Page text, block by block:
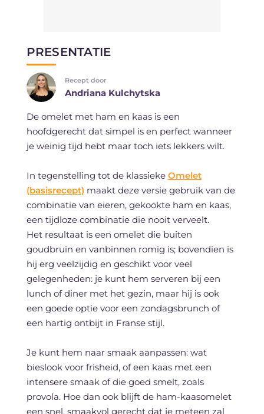
PRESENTATIE
Recept door
Andriana Kulchytska
De omelet met ham en kaas is een
hoofdgerecht dat simpel is en perfect wanneer
je weinig tijd hebt maar toch iets lekkers wilt.
In tegenstelling tot de klassieke Omelet
(basisrecept) maakt deze versie gebruik van de
combinatie van eieren, gekookte ham en kaas,
een tijdloze combinatie die nooit verveelt.
Het resultaat is een omelet die buiten
goudbruin en vanbinnen romig is; bovendien is
hij erg veelzijdig en geschikt voor veel
gelegenheden: je kunt hem serveren bij een
lunch of diner met het gezin, maar hij is ook
een goede optie voor een zondagsbrunch of
een hartig ontbijt in Franse stijl.
Je kunt hem naar smaak aanpassen: wat
bieslook voor frisheid, of een kaas met een
intensere smaak of die goed smelt, zoals
provola. Hoe dan ook blijft de ham-kaasomelet
een snel, smaakvol gerecht dat je meteen zal